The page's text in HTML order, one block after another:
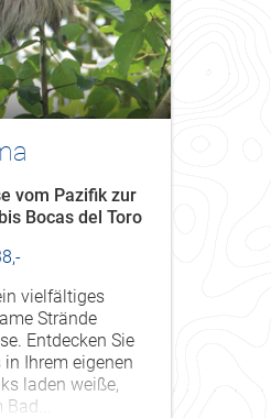
vom Pazifik zur
Bocas del Toro
vielfältiges
Strände
Entdecken Sie
Ihrem eigenen
laden weiße,